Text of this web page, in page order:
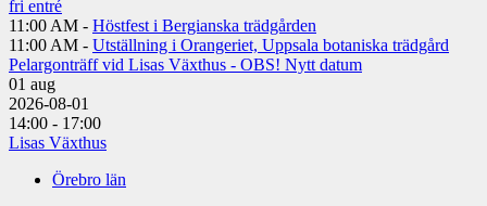
fri entré
11:00 AM - Höstfest i Bergianska trädgården
11:00 AM - Utställning i Orangeriet, Uppsala botaniska trädgård
Pelargonträff vid Lisas Växthus - OBS! Nytt datum
01 aug
2026-08-01
14:00 - 17:00
Lisas Växthus
Örebro län